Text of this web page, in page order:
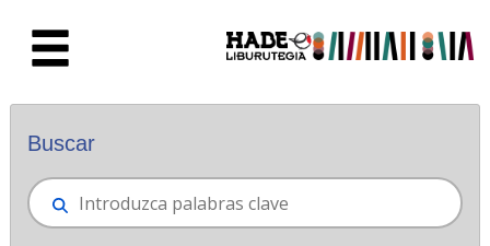
Novedades - Liburutegia
Buscar